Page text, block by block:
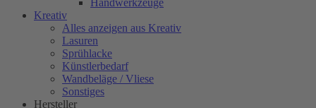
Kreativ
Alles anzeigen aus Kreativ
Lasuren
Sprühlacke
Künstlerbedarf
Wandbeläge / Vliese
Sonstiges
Hersteller